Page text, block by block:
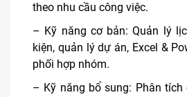
theo nhu cầu công việc.
– Kỹ năng cơ bản: Quản lý
kiện, quản lý dự án, Excel &
phối hợp nhóm.
– Kỹ năng bổ sung: Phân tích